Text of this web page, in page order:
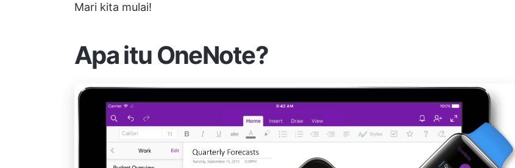
Mari kita mulai!
Apa itu OneNote?